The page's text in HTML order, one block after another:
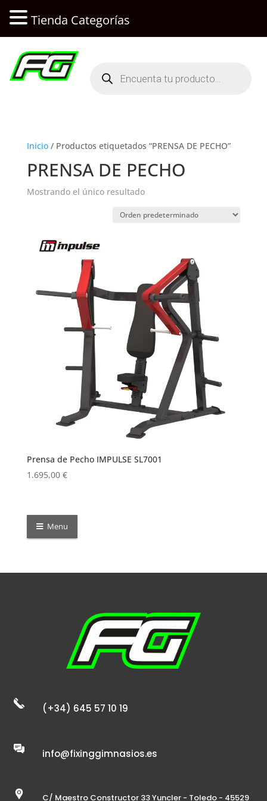
productos
Inicio/ Productos etiquetados “PRENSA DE PECHO”
PRENSA DE PECHO
Mostrando el único resultado
Prensa de Pecho IMPULSE SL7001
1.695,00 €
Menu
(+34) 645 57 10 19
info@fixinggimnasios.es
C/ Maestro Constructor 33 Yuncler - Toledo - 45529
Tienda Categorías